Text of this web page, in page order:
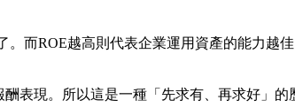
而ROE越高則代表企業運用資產的能力越
表現。所以這是一種「先求有、再求好」的